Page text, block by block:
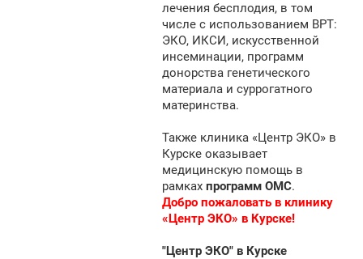
лечения бесплодия, в том
числе с использованием ВРТ:
ЭКО, ИКСИ, искусственной
инсеминации, программ
донорства генетического
материала и суррогатного
материнства.
Также клиника «Центр ЭКО» в
Курске оказывает
медицинскую помощь в
рамках программ ОМС.
Добро пожаловать в клинику
«Центр ЭКО» в Курске!
"Центр ЭКО" в Курске